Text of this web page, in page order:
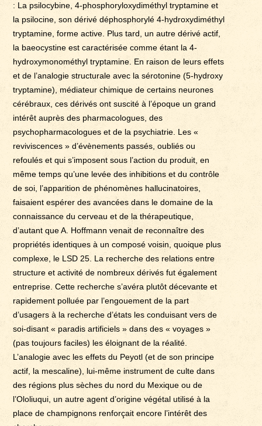
: La psilocybine, 4-phosphoryloxydiméthyl tryptamine et
la psilocine, son dérivé déphosphorylé 4-hydroxydiméthyl
tryptamine, forme active. Plus tard, un autre dérivé actif,
la baeocystine est caractérisée comme étant la 4-
hydroxymonométhyl tryptamine. En raison de leurs effets
et de l’analogie structurale avec la sérotonine (5-hydroxy
tryptamine), médiateur chimique de certains neurones
cérébraux, ces dérivés ont suscité à l’époque un grand
intérêt auprès des pharmacologues, des
psychopharmacologues et de la psychiatrie. Les «
reviviscences » d’évènements passés, oubliés ou
refoulés et qui s’imposent sous l’action du produit, en
même temps qu’une levée des inhibitions et du contrôle
de soi, l’apparition de phénomènes hallucinatoires,
faisaient espérer des avancées dans le domaine de la
connaissance du cerveau et de la thérapeutique,
d’autant que A. Hoffmann venait de reconnaître des
propriétés identiques à un composé voisin, quoique plus
complexe, le LSD 25. La recherche des relations entre
structure et activité de nombreux dérivés fut également
entreprise. Cette recherche s’avéra plutôt décevante et
rapidement polluée par l’engouement de la part
d’usagers à la recherche d’états les conduisant vers de
soi-disant « paradis artificiels » dans des « voyages »
(pas toujours faciles) les éloignant de la réalité.
L’analogie avec les effets du Peyotl (et de son principe
actif, la mescaline), lui-même instrument de culte dans
des régions plus sèches du nord du Mexique ou de
l’Ololiuqui, un autre agent d’origine végétal utilisé à la
place de champignons renforçait encore l’intérêt des